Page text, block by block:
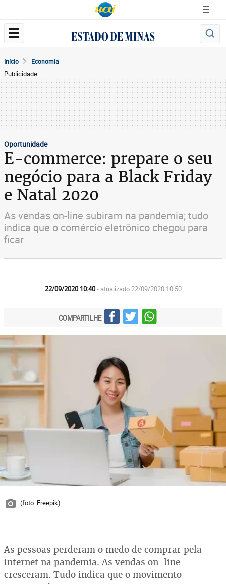
Início Economia
Publicidade
Oportunidade
E-commerce: prepare o seu
negócio para a Black Friday
e Natal 2020
As vendas on-line subiram na pandemia; tudo
indica que o comércio eletrônico chegou para
ficar
22/09/2020 10:40- atualizado 22/09/2020 10:50
COMPARTILHE
(foto: Freepik)
As pessoas perderam o medo de comprar pela
internet na pandemia. As vendas on-line
cresceram. Tudo indica que o movimento